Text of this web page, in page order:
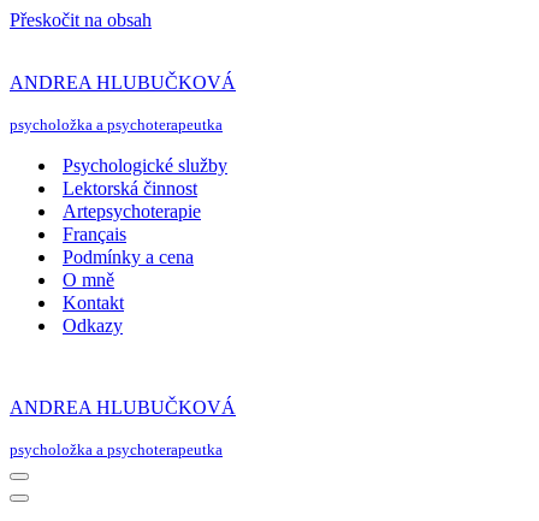
Přeskočit na obsah
ANDREA HLUBUČKOVÁ
psycholožka a psychoterapeutka
Psychologické služby
Lektorská činnost
Artepsychoterapie
Français
Podmínky a cena
O mně
Kontakt
Odkazy
ANDREA HLUBUČKOVÁ
psycholožka a psychoterapeutka
Navigační
menu
Navigační